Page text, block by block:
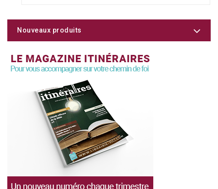
Nouveaux produits